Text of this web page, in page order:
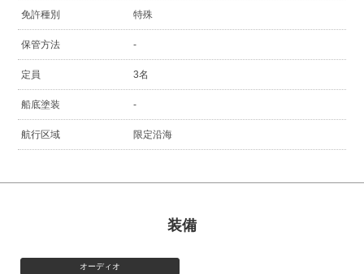
免許種別 特殊
保管方法 -
定員 3名
船底塗装 -
航行区域 限定沿海
装備
オーディオ